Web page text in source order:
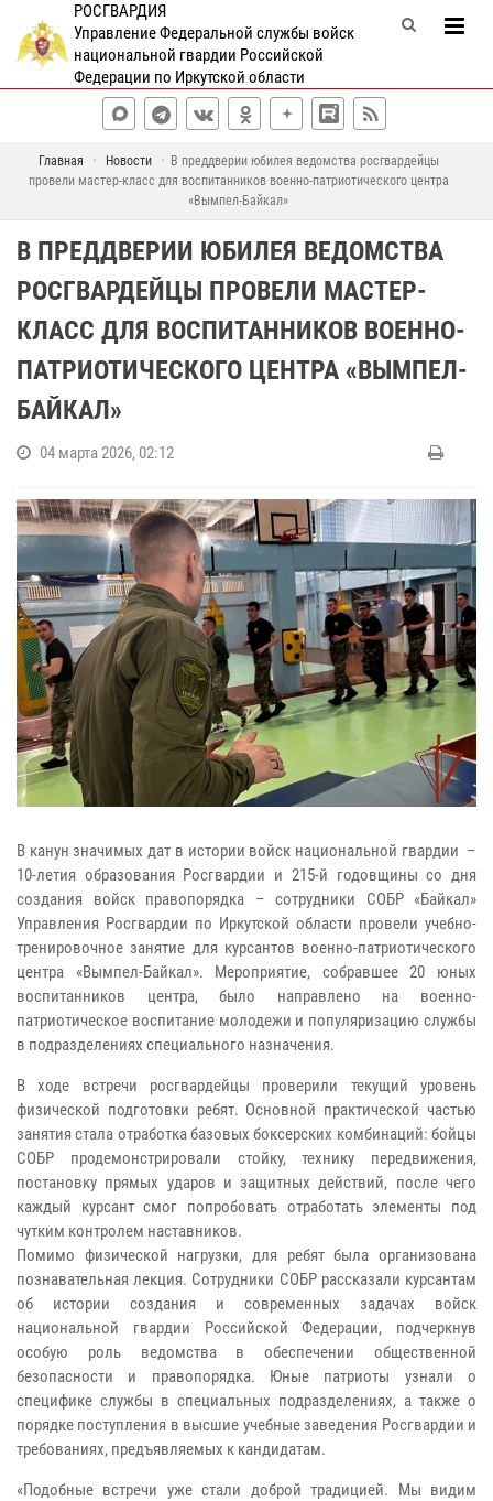
РОСГВАРДИЯ
Управление Федеральной службы войск
национальной гвардии Российской
Федерации по Иркутской области
Главная Новости
В преддверии юбилея ведомства росгвардейцы
провели мастер-класс для воспитанников военно-патриотического центра
«Вымпел-Байкал»
В ПРЕДДВЕРИИ ЮБИЛЕЯ ВЕДОМСТВА
РОСГВАРДЕЙЦЫ ПРОВЕЛИ МАСТЕР-
КЛАСС ДЛЯ ВОСПИТАННИКОВ ВОЕННО-
ПАТРИОТИЧЕСКОГО ЦЕНТРА «ВЫМПЕЛ-
БАЙКАЛ»
04 марта 2026, 02:12
В канун значимых дат в истории войск национальной гвардии –
10-летия образования Росгвардии и 215-й годовщины со дня
создания войск правопорядка – сотрудники СОБР «Байкал»
Управления Росгвардии по Иркутской области провели учебно-
тренировочное занятие для курсантов военно-патриотического
центра «Вымпел-Байкал». Мероприятие, собравшее 20 юных
воспитанников центра, было направлено на военно-
патриотическое воспитание молодежи и популяризацию службы
в подразделениях специального назначения.
В ходе встречи росгвардейцы проверили текущий уровень
физической подготовки ребят. Основной практической частью
занятия стала отработка базовых боксерских комбинаций: бойцы
СОБР продемонстрировали стойку, технику передвижения,
постановку прямых ударов и защитных действий, после чего
каждый курсант смог попробовать отработать элементы под
чутким контролем наставников.
Помимо физической нагрузки, для ребят была организована
познавательная лекция. Сотрудники СОБР рассказали курсантам
об истории создания и современных задачах войск
национальной гвардии Российской Федерации, подчеркнув
особую роль ведомства в обеспечении общественной
безопасности и правопорядка. Юные патриоты узнали о
специфике службы в специальных подразделениях, а также о
порядке поступления в высшие учебные заведения Росгвардии и
требованиях, предъявляемых к кандидатам.
«Подобные встречи уже стали доброй традицией. Мы видим